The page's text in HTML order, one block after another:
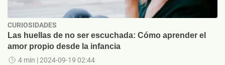
CURIOSIDADES
Las huellas de no ser escuchada: Cómo aprender el
amor propio desde la infancia
4 min | 2024-09-19 02:44